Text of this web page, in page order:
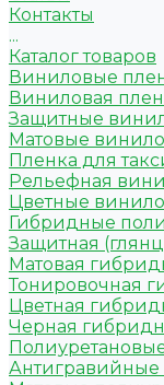
Контакты
...
Каталог товаров
Виниловые
Виниловая
Защитные
Матовые
Пленка для
Рельефная
Цветные
Гибридные
Защитная
Матовая
Тонировочная
Цветная
Черная
Антигравийные